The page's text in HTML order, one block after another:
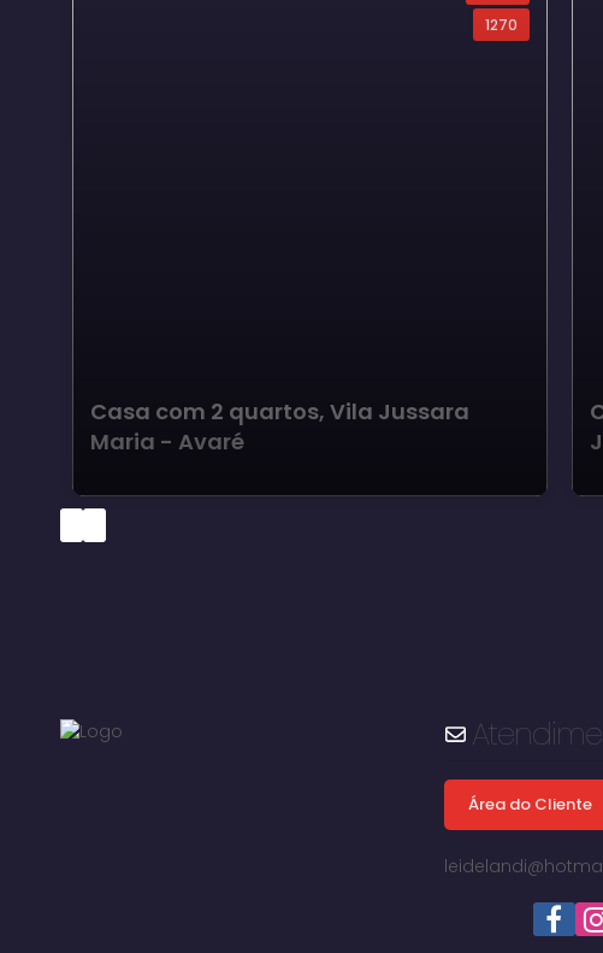
1270
Casa com 2 quartos, Vila Jussara
Maria - Avaré
Área do Cliente